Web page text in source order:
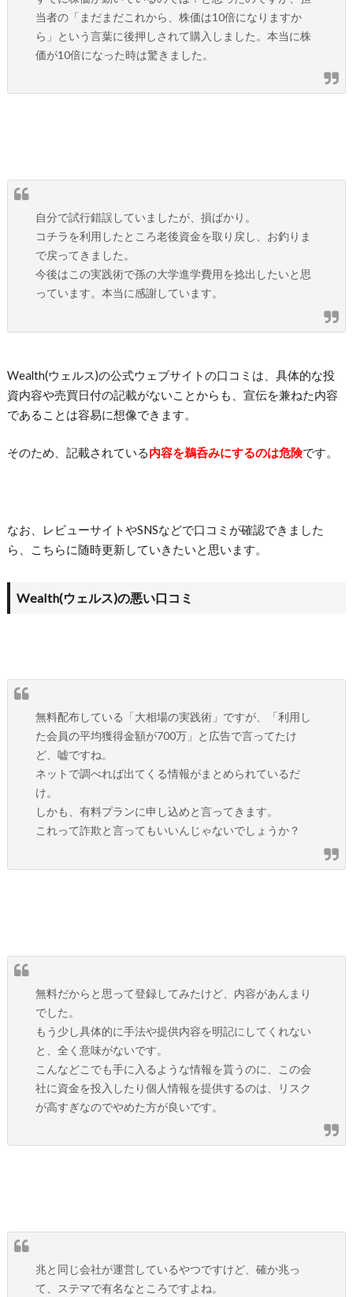
当者の「まだまだこれから、株価は10倍になりますか
ら」という言葉に後押しされて購入しました。本当に株
価が10倍になった時は驚きました。
自分で試行錯誤していましたが、損ばかり。
コチラを利用したところ老後資金を取り戻し、お釣りま
で戻ってきました。
今後はこの実践術で孫の大学進学費用を捻出したいと思
っています。本当に感謝しています。
Wealth(ウェルス)の公式ウェブサイトの口コミは、具体的な投
資内容や売買日付の記載がないことからも、宣伝を兼ねた内容
であることは容易に想像できます。
そのため、記載されている内容を鵜呑みにするのは危険です。
なお、レビューサイトやSNSなどで口コミが確認できました
ら、こちらに随時更新していきたいと思います。
Wealth(ウェルス)の悪い口コミ
無料配布している「大相場の実践術」ですが、「利用し
た会員の平均獲得金額が700万」と広告で言ってたけ
ど、嘘ですね。
ネットで調べれば出てくる情報がまとめられているだ
け。
しかも、有料プランに申し込めと言ってきます。
これって詐欺と言ってもいいんじゃないでしょうか？
無料だからと思って登録してみたけど、内容があんまり
でした。
もう少し具体的に手法や提供内容を明記にしてくれない
と、全く意味がないです。
こんなどこでも手に入るような情報を貰うのに、この会
社に資金を投入したり個人情報を提供するのは、リスク
が高すぎなのでやめた方が良いです。
兆と同じ会社が運営しているやつですけど、確か兆っ
て、ステマで有名なところですよね。